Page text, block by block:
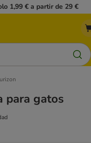
1,99 € a partir de 29 €
para gatos